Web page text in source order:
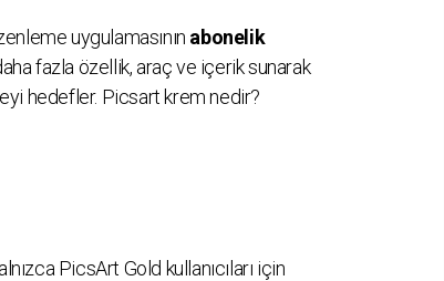
uygulamasının abonelik
fazla özellik, araç ve içerik sunarak
hedefler. Picsart krem nedir?
PicsArt Gold kullanıcıları için